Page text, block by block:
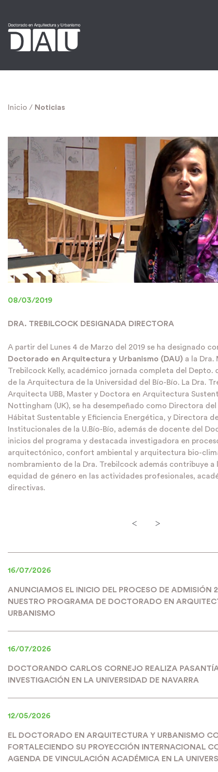
Inicio / Noticias
08/03/2019
DRA. TREBILCOCK DESIGNADA DIRECTORA
A partir del Lunes 4 de Marzo del 2019 se ha designado
Doctorado en Arquitectura y Urbanismo (DAU) a la Dra.
Trebilcock Kelly, académico jornada completa del Depto.
de la Arquitectura de la Universidad del Bío-Bío. La Dra.
Arquitecta UBB, Master y Doctora en Arquitectura
Nottingham (UK), se ha desempeñado como Directora
Hábitat Sustentable y Eficiencia Energética, y Directora
Institucionales de la U.Bío-Bío, además de docente del
inicios del programa y destacada investigadora en
arquitectónico, confort ambiental y arquitectura bio-
nombramiento de la Dra. Trebilcock además contribuye a
equidad de género en las actividades profesionales,
directivas.
< >
16/07/2026
ANUNCIAMOS EL INICIO DEL PROCESO DE ADMISIÓN
NUESTRO PROGRAMA DE DOCTORADO EN
URBANISMO
16/07/2026
DOCTORANDO CARLOS CORNEJO REALIZA
INVESTIGACIÓN EN LA UNIVERSIDAD DE NAVARRA
12/05/2026
EL DOCTORADO EN ARQUITECTURA Y URBANISMO
FORTALECIENDO SU PROYECCIÓN INTERNACIONAL
AGENDA DE VINCULACIÓN ACADÉMICA EN LA